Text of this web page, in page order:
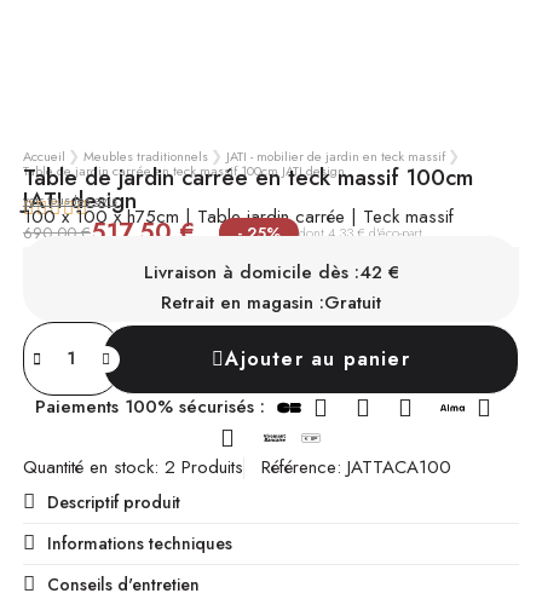
Accueil Meubles traditionnels JATI - mobilier de jardin en teck massif
Table de jardin carrée en teck massif 100cm JATI design
Table de jardin carrée en teck massif 100cm
JATI design

voir tous les avis
100 x 100 x h75cm | Table jardin carrée | Teck massif
690,00 €517,50 € - 25% dont 4,33 € d'éco-part .
EN STOCK
Chez vous sous 3 à 10 jours
Livraison à domicile dès :42 €
Retrait en magasin :Gratuit
Ajouter au panier
Paiements 100% sécurisés :
Quantité en stock 2 Produits Référence JATTACA100
Descriptif produit
Informations techniques
Conseils d'entretien